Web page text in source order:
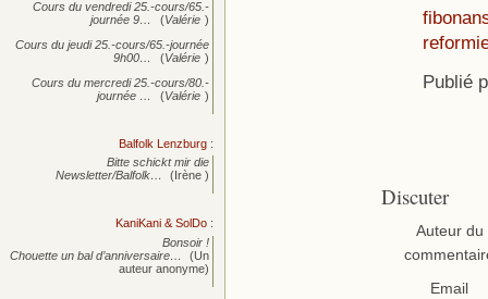
Publié
Discuter
Auteur du
Email
Cours du vendredi 25.-cours/65.-
journée 9… (Valérie )
Cours du jeudi 25.-cours/65.-journée
9h00…
(Valérie )
Cours du mercredi 25.-cours/80.-
journée … (Valérie )
Balfolk Lenzburg :
Bitte schickt mir die
Newsletter/Balfolk…
(Irène )
KaniKani & SolDo :
Bonsoir !
Chouette un bal d’anniversaire…
(Un
auteur anonyme)